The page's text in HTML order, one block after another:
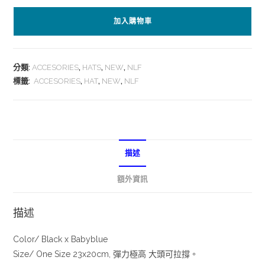
加入購物車
分類:ACCESORIES, HATS, NEW, NLF
標籤: ACCESORIES, HAT, NEW, NLF
描述
額外資訊
描述
Color/ Black x Babyblue
Size/ One Size 23x20cm, 彈力極高 大頭可拉撐。